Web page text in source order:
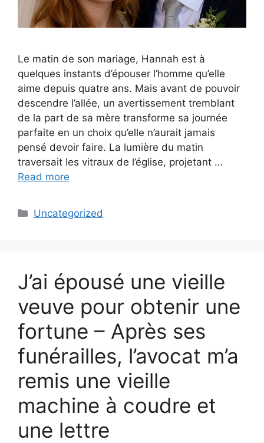
Le matin de son mariage, Hannah est à
quelques instants d’épouser l’homme qu’elle
aime depuis quatre ans. Mais avant de pouvoir
descendre l’allée, un avertissement tremblant
de la part de sa mère transforme sa journée
parfaite en un choix qu’elle n’aurait jamais
pensé devoir faire. La lumière du matin
traversait les vitraux de l’église, projetant …
Read more
Categories
Uncategorized
J’ai épousé une vieille
veuve pour obtenir une
fortune – Après ses
funérailles, l’avocat m’a
remis une vieille
machine à coudre et
une lettre